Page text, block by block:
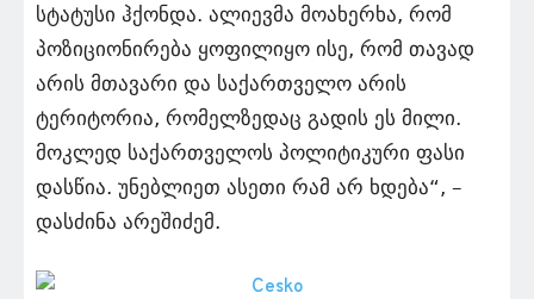
სტატუსი ჰქონდა. ალიევმა მოახერხა, რომ
პოზიციონირება ყოფილიყო ისე, რომ თავად
არის მთავარი და საქართველო არის
ტერიტორია, რომელზედაც გადის ეს მილი.
მოკლედ საქართველოს პოლიტიკური ფასი
დასწია. უნებლიეთ ასეთი რამ არ ხდება“, –
დასძინა არეშიძემ.